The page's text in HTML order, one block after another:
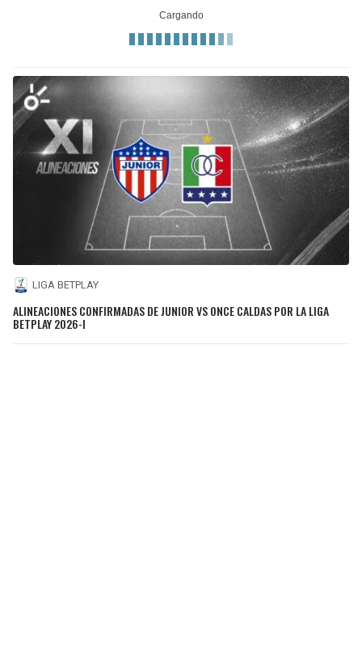
LIGA BETPLAY
ALINEACIONES CONFIRMADAS DE JUNIOR VS ONCE CALDAS POR LA LIGA
BETPLAY 2026-I